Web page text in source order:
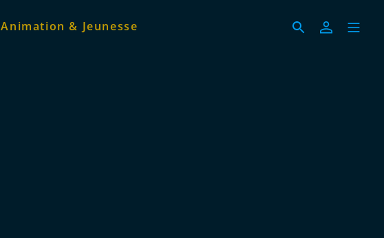
Animation & Jeunesse